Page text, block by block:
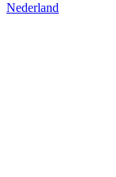
Nederland